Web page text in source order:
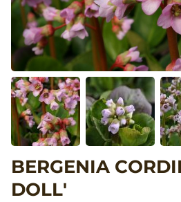
BERGENIA
DOLL'